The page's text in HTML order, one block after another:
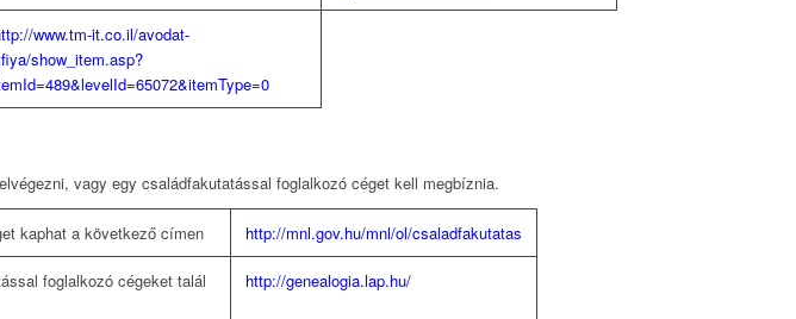
www.tm-it.co.il/avodat-
show_item.asp?
vagy egy családfakutatással foglalkozó céget kell megbíznia.
kaphat a következő címen http://mnl.gov.hu/mnl/ol/csaladfakutatas
foglalkozó cégeket talál
http://genealogia.lap.hu/